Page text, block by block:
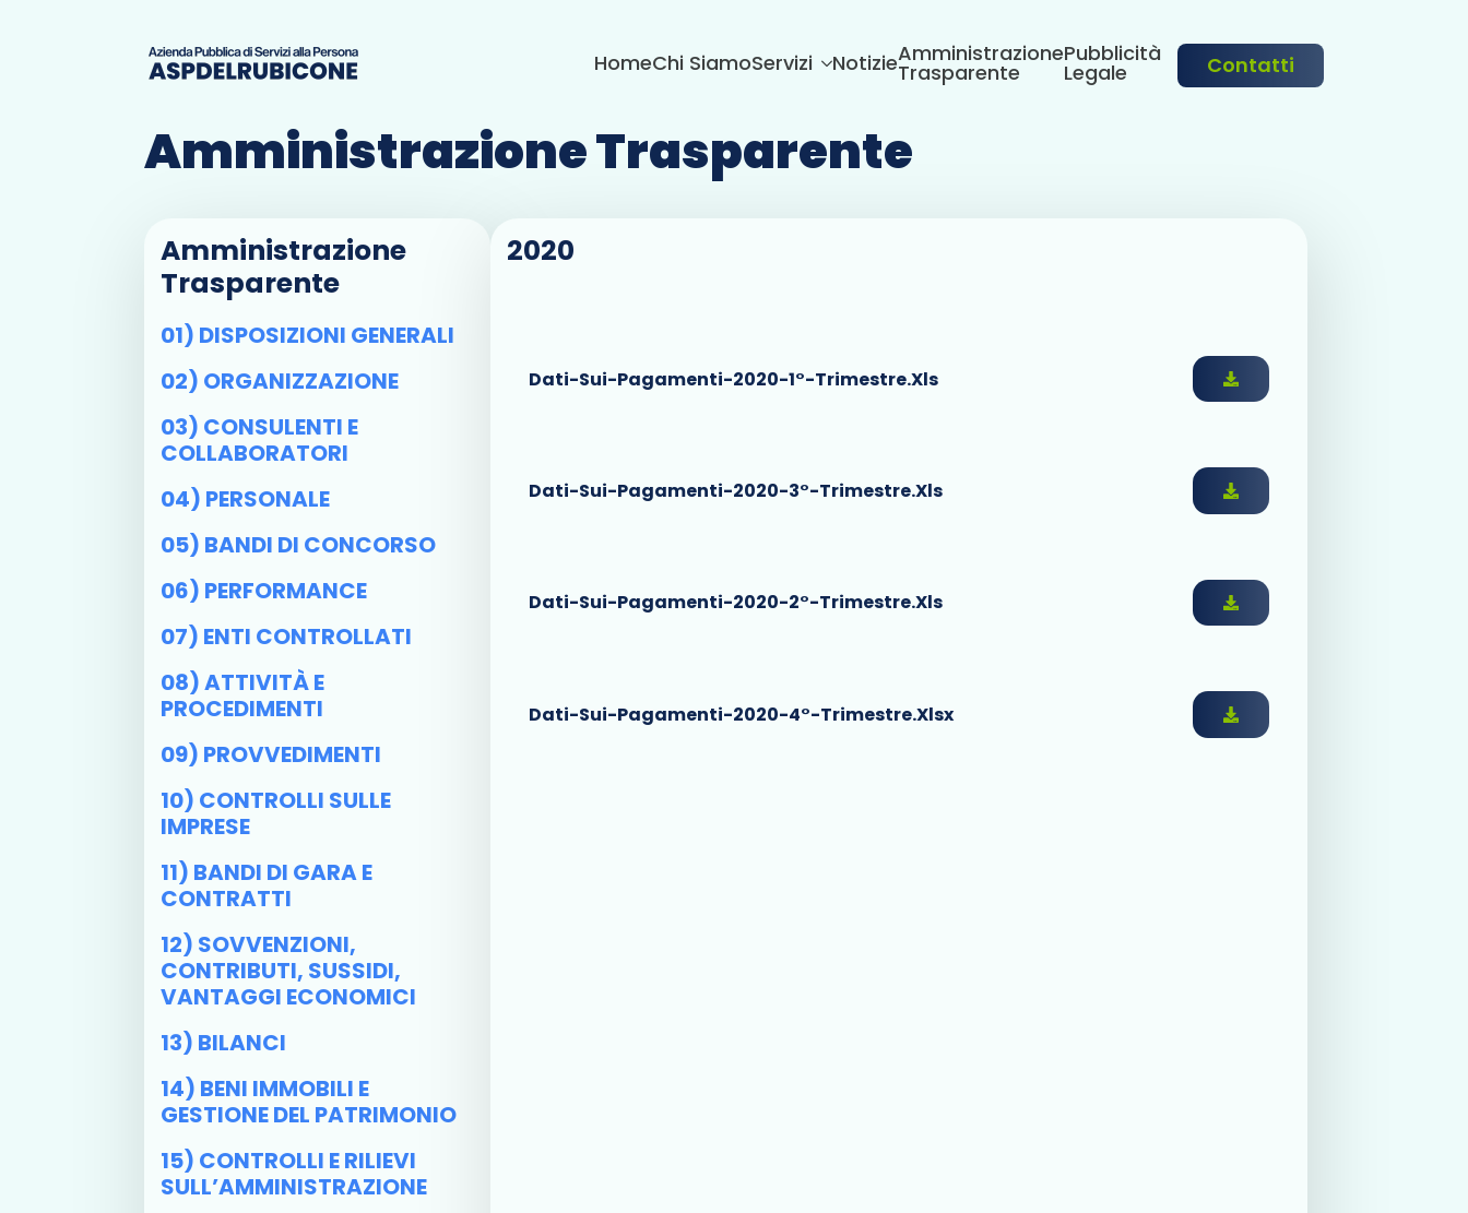
HomeChi SiamoServizi NotizieAmministrazione
Trasparente
Pubblicità
Legale Contatti
Amministrazione Trasparente
Amministrazione
Trasparente
01) DISPOSIZIONI GENERALI
02) ORGANIZZAZIONE
03) CONSULENTI E
COLLABORATORI
04) PERSONALE
05) BANDI DI CONCORSO
06) PERFORMANCE
07) ENTI CONTROLLATI
08) ATTIVITÀ E
PROCEDIMENTI
09) PROVVEDIMENTI
10) CONTROLLI SULLE
IMPRESE
11) BANDI DI GARA E
CONTRATTI
12) SOVVENZIONI,
CONTRIBUTI, SUSSIDI,
VANTAGGI ECONOMICI
13) BILANCI
14) BENI IMMOBILI E
GESTIONE DEL PATRIMONIO
15) CONTROLLI E RILIEVI
SULL’AMMINISTRAZIONE
2020
Dati-Sui-Pagamenti-2020-1°-Trimestre.xls
Dati-Sui-Pagamenti-2020-3°-Trimestre.xls
Dati-Sui-Pagamenti-2020-2°-Trimestre.xls
Dati-Sui-Pagamenti-2020-4°-Trimestre.xlsx